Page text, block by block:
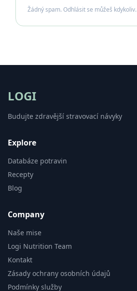
Žádný spam. Odhlásit se můžeš kdykoliv.
LOGI
Budujte zdravější stravovací návyky
Explore
Databáze potravin
Recepty
Blog
Company
Naše mise
Logi Nutrition Team
Kontakt
Zásady ochrany osobních údajů
Podmínky služby